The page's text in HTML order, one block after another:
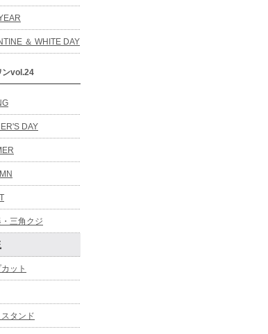
＆ WHITE DAY
ンvol.24
DAY
三角クジ
ット
タンド